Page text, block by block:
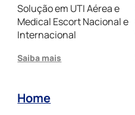
Solução em UTI Aérea e
Medical Escort Nacional e
Internacional
Saiba mais
Home